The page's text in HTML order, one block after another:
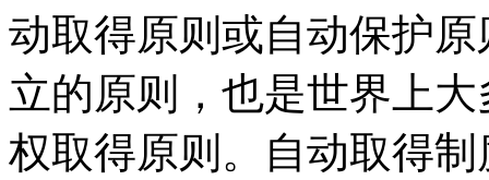
动取得原则或自动保护
立的原则，也是世界上
权取得原则。自动取得